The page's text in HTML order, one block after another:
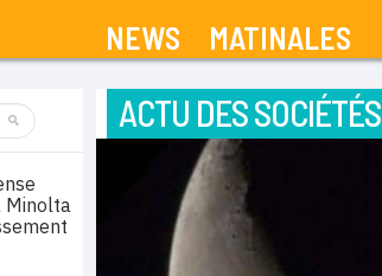
NEWS MATINALES
ACTU DES SOCIÉTÉS
Minolta